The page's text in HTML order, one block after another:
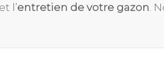
l’entretien de votre gazon .